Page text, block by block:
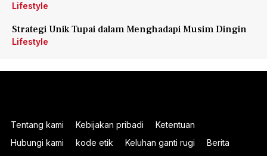
Lifestyle
Strategi Unik Tupai dalam Menghadapi Musim Dingin
Lifestyle
Tentang kami Kebijakan pribadi
Ketentuan
Hubungi kami
kode etik Keluhan ganti rugi
Berita